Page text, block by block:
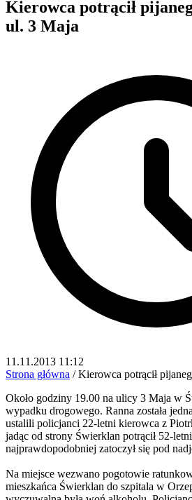
Kierowca potrącił
ul. 3 Maja
11.11.2013 11:12
Strona główna / Kierowca potrącił
Około godziny 19.00 na ulicy 3 Maja w
wypadku drogowego. Ranna została
ustalili policjanci 22-letni kierowca z
jadąc od strony Świerklan potrącił 52-
najprawdopodobniej zatoczył się pod
Na miejsce wezwano pogotowie
mieszkańca Świerklan do szpitala w